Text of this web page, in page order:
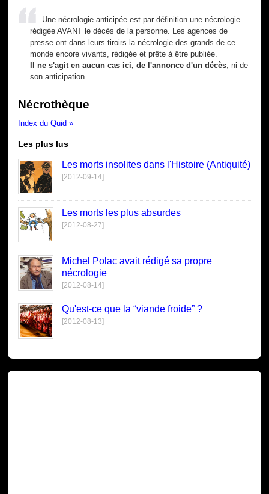
Une nécrologie anticipée est par définition une nécrologie
rédigée AVANT le décès de la personne. Les agences de
presse ont dans leurs tiroirs la nécrologie des grands de ce
monde encore vivants, rédigée et prête à être publiée.
Il ne s'agit en aucun cas ici, de l'annonce d'un décès , ni de
son anticipation.
Nécrothèque
Index du Quid »
Les plus lus
Les morts insolites dans l'Histoire (Antiquité)
[2012-09-14]
Les morts les plus absurdes
[2012-08-27]
Michel Polac avait rédigé sa propre
nécrologie
[2012-08-14]
Qu'est-ce que la “viande froide” ?
[2012-08-13]